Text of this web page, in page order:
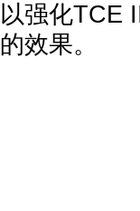
以强化TCE
的效果。